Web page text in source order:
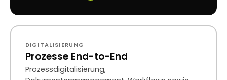
DIGITALISIERUNG
Prozesse End-to-End
Prozessdigitalisierung,